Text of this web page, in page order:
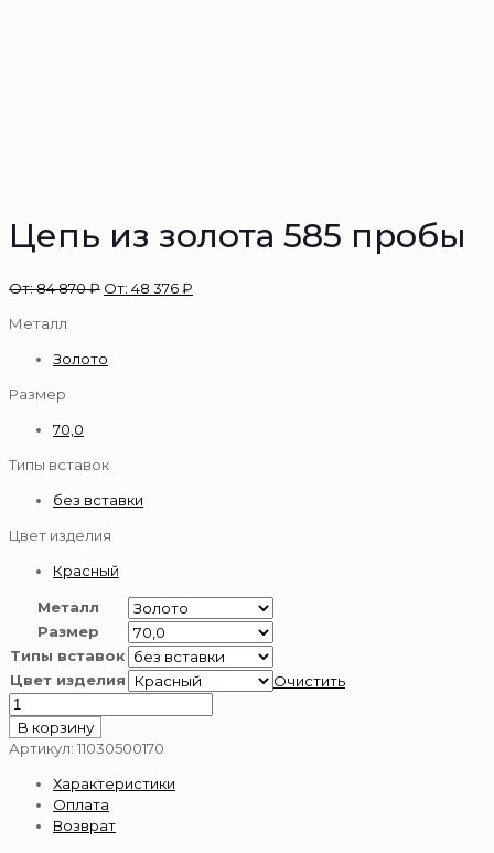
Цепь из золота 585 пробы
От:84 870₽ От: 48 376₽
Металл
Золото
Размер
70,0
Типы вставок
без вставки
Цвет изделия
Красный
Металл
Размер
Типы вставок
Цвет изделия
Очистить
Количество
товара
Цепь
золота
пробы
В корзину
Артикул: 11030500170
Характеристики
Оплата
Возврат